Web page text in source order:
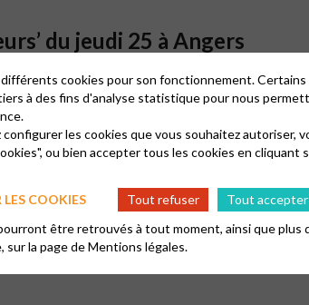
du jeudi 25 à Angers
conduit à annuler la rencontre de jeudi.
de la chaleur.
forte chaleur. Prenez soin de vous.
Artarit, nous annulons la rencontre.
par le climat. La situation climatiquenous
est au risque de leur existence.
cookies pour son fonctionnement. Certains
à des fins d'analyse statistique pour nous
configurer les cookies que vous souhaitez autoriser,
ou bien accepter tous les cookies en cliquant
LES COOKIES
Tout refuser
Tout accepter
être retrouvés à tout moment, ainsi que plus
sur la page deMentions légales.